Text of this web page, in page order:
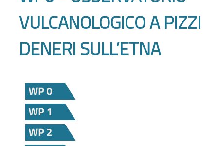
VULCANOLOGICO A PIZZI
DENERI SULL’ETNA